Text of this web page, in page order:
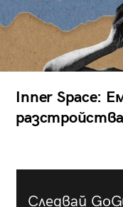
Inner Space:
разстройства
Следвай